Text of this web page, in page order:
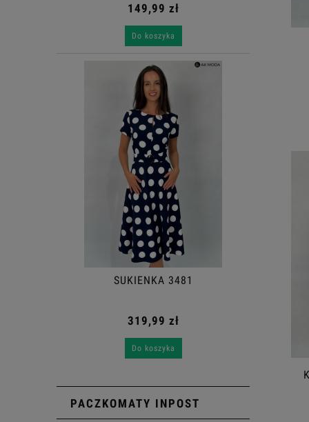
149,99 zł
Do koszyka
SUKIENKA 3481
319,99 zł
Do koszyka
PACZKOMATY INPOST